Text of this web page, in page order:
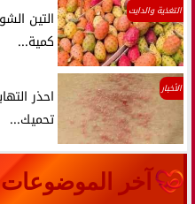
التغذية والدايت
كمية...
الأخبار
تحميك...
آخر الموضوعات